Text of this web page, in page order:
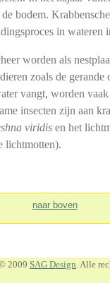
bodem.
in wateren
worden als
zoals de gerande
vangt, worden
insecten zijn aan
viridisen het
lichtmotten).
naar boven
2009 SAG Design. Alle